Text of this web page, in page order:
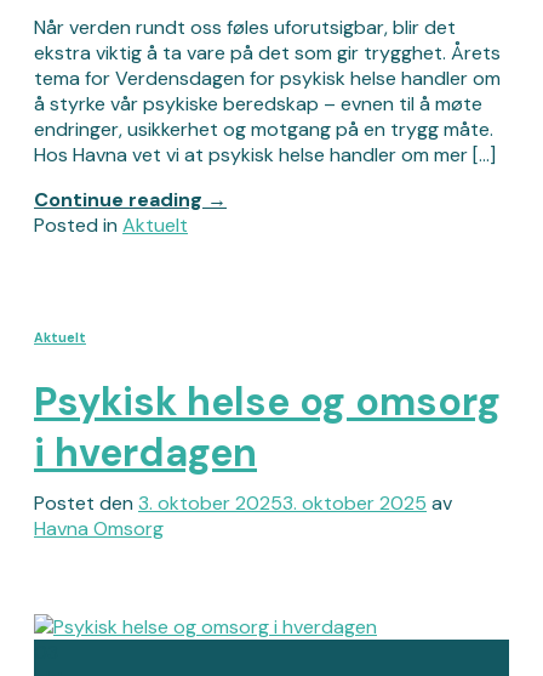
Når verden rundt oss føles uforutsigbar, blir det
ekstra viktig å ta vare på det som gir trygghet. Årets
tema for Verdensdagen for psykisk helse handler om
å styrke vår psykiske beredskap – evnen til å møte
endringer, usikkerhet og motgang på en trygg måte.
Hos Havna vet vi at psykisk helse handler om mer […]
Continue reading →
Posted in Aktuelt
Aktuelt
Psykisk helse og omsorg
i hverdagen
Postet den 3. oktober 20253. oktober 2025 av
Havna Omsorg